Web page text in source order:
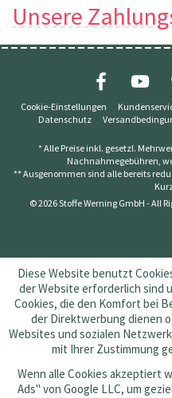
Unsere
Cookie-Einstellungen
Datenschutz
* Alle Preise inkl. gesetzl.
Nachnahmegebühren,
** Ausgenommen sind alle bereits
© 2026 Stoffe Werning GmbH - All
Diese Website benutzt
der Website erforderlich sind
Cookies, die den Komfort bei
der Direktwerbung dienen
Websites und sozialen
mit Ihrer Zustimmung
Wenn alle Cookies akzeptiert
Ads" von Google LLC, um